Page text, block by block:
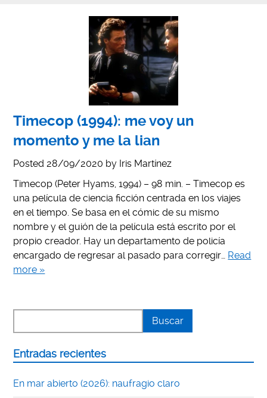
Timecop (1994): me voy un
momento y me la lian
Posted 28/09/2020 by Iris Martínez
Timecop (Peter Hyams, 1994) – 98 min. – Timecop es
una película de ciencia ficción centrada en los viajes
en el tiempo. Se basa en el cómic de su mismo
nombre y el guión de la película está escrito por el
propio creador. Hay un departamento de policía
encargado de regresar al pasado para corregir… Read
more »
Entradas recientes
En mar abierto (2026): naufragio claro